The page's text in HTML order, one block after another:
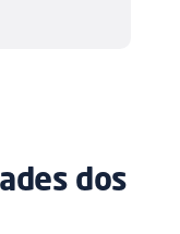
dos